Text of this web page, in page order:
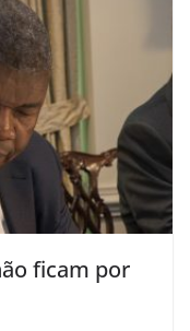
ficam por